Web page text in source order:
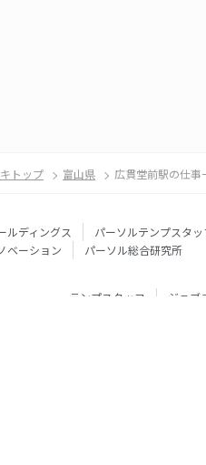
トップ 富山県 広貫堂前駅の仕事
ルディングス パーソルテンプスタッ
ベーション
パーソル総合研究所
テンプスタッフ ジョブ